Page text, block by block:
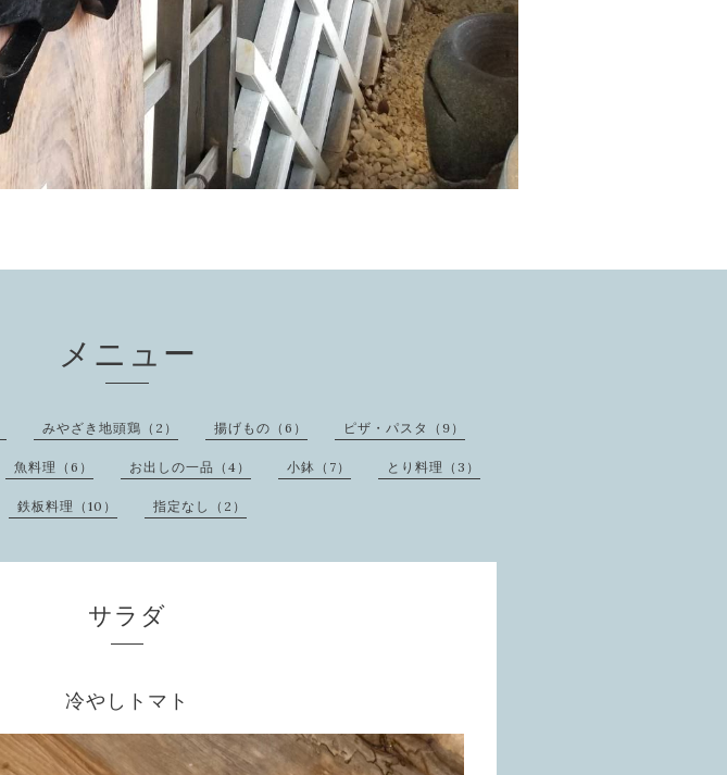
メニュー
みやざき地頭鶏（2） 揚げもの（6） ピザ・パスタ（9）
魚料理（6） お出しの一品（4） 小鉢（7） とり料理（3）
鉄板料理（10） 指定なし（2）
サラダ
冷やしトマト